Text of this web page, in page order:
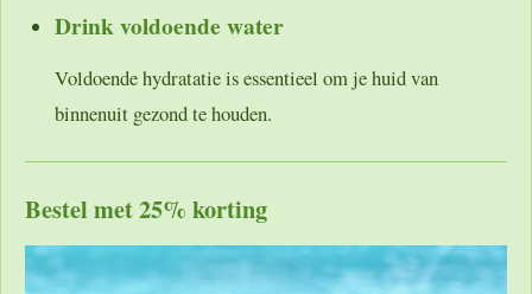
Drink voldoende water
Voldoende hydratatie is essentieel om je huid van
binnenuit gezond te houden.
Bestel met 25% korting